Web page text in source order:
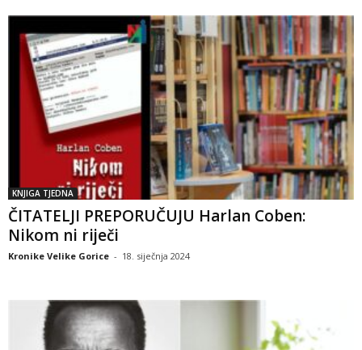
KNJIGA TJEDNA
ČITATELJI PREPORUČUJU Harlan Coben:
Nikom ni riječi
Kronike Velike Gorice - 18. siječnja 2024